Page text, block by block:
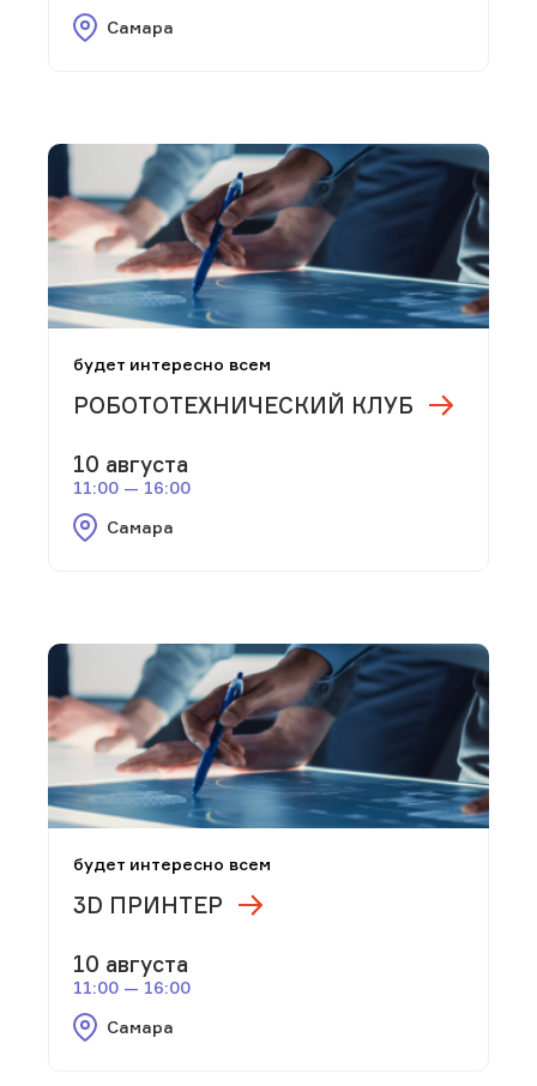
Самара
будет интересно всем
РОБОТОТЕХНИЧЕСКИЙ КЛУБ
10 августа
11:00 — 16:00
Самара
будет интересно всем
3D ПРИНТЕР
10 августа
11:00 — 16:00
Самара